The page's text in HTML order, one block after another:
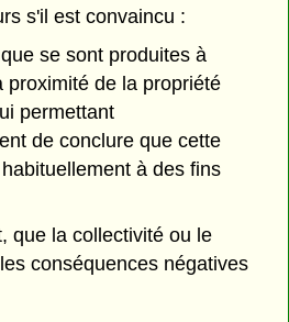
s'il est convaincu :
se sont produites à
proximité de la propriété
permettant
de conclure que cette
à des fins
que la collectivité ou le
conséquences négatives